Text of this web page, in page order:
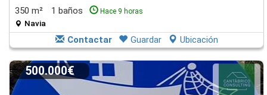
350 m²
1 baños Hace 9 horas
Navia
Contactar Guardar Ubicación
500.000€